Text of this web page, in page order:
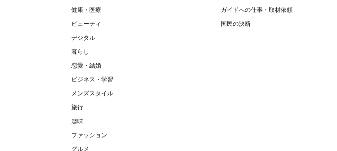
健康・医療
ビューティ
デジタル
暮らし
恋愛・結婚
ビジネス・学習
メンズスタイル
旅行
趣味
ファッション
グルメ
ガイドへの仕事・取材依頼
国民の決断